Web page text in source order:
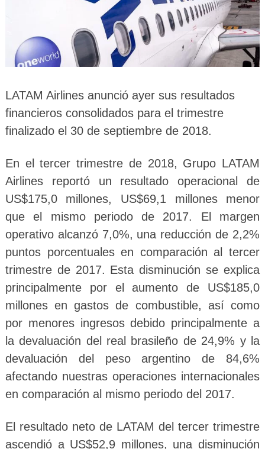
LATAM Airlines anunció ayer sus resultados
financieros consolidados para el trimestre
finalizado el 30 de septiembre de 2018.
En el tercer trimestre de 2018, Grupo LATAM
Airlines reportó un resultado operacional de
US$175,0 millones, US$69,1 millones menor
que el mismo periodo de 2017. El margen
operativo alcanzó 7,0%, una reducción de 2,2%
puntos porcentuales en comparación al tercer
trimestre de 2017. Esta disminución se explica
principalmente por el aumento de US$185,0
millones en gastos de combustible, así como
por menores ingresos debido principalmente a
la devaluación del real brasileño de 24,9% y la
devaluación del peso argentino de 84,6%
afectando nuestras operaciones internacionales
en comparación al mismo periodo del 2017.
El resultado neto de LATAM del tercer trimestre
ascendió a US$52,9 millones, una disminución